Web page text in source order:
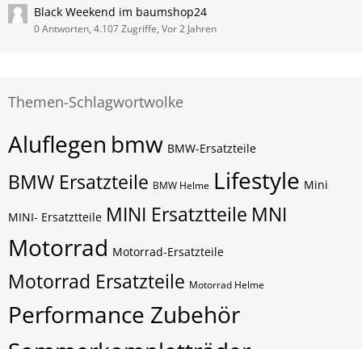
Black Weekend im baumshop24
0 Antworten, 4.107 Zugriffe, Vor 2 Jahren
Themen-Schlagwortwolke
Aluflegen bmw BMW-Ersatzteile
BMW Ersatzteile BMW Helme Lifestyle Mini
MINI- Ersatztteile MINI Ersatztteile MNI
Motorrad Motorrad-Ersatzteile
Motorrad Ersatzteile Motorrad Helme
Performance Zubehör